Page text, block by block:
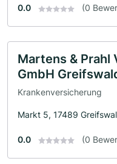
0.0 (0
Martens &
GmbH
Krankenversicherung
Markt 5, 17489
0.0 (0